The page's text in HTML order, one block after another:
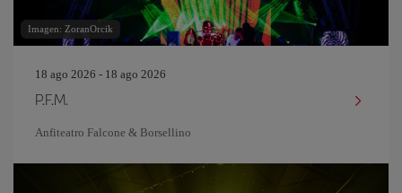
Imagen: ZoranOrcik
18 ago 2026 - 18 ago 2026
P.F.M.
Anfiteatro Falcone & Borsellino